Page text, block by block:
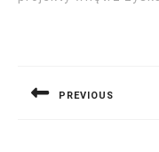
PREVIOUS